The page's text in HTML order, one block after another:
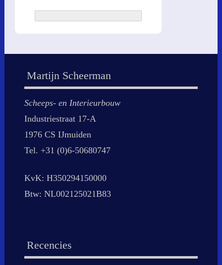
Martijn Scheerman
Scheeps- en Interieurbouw
Industriestraat 17-A
1976 CS IJmuiden
Tel. +31 (0)6-50680747
KvK: H350294150000
Btw: NL002125021B83
Recencies